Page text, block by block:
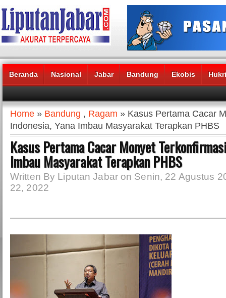
Beranda Nasional Jabar Bandung Ekobis
Headlines News :
Home » Bandung , Ragam » Kasus Pertama Cacar
Indonesia, Yana Imbau Masyarakat Terapkan PHBS
Kasus Pertama Cacar Monyet
Imbau Masyarakat Terapkan PHBS
Written By Liputan Jabar on Senin, 22 Agustus
22, 2022